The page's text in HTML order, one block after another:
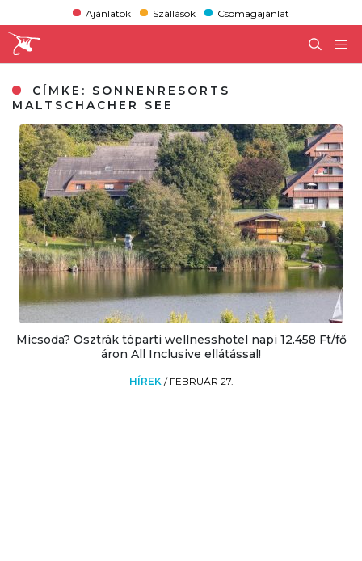
Ajánlatok Szállások Csomagajánlat
CÍMKE: SONNENRESORTS
MALTSCHACHER SEE
Micsoda? Osztrák tóparti wellnesshotel napi 12.458 Ft/fő
áron All Inclusive ellátással!
HÍREK / FEBRUÁR 27.